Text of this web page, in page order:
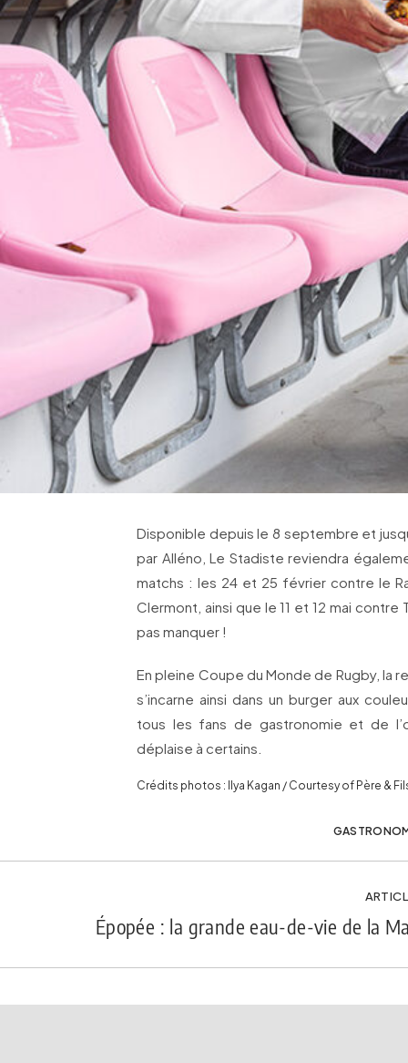
Disponible depuis le 8 septembre et
par Alléno, Le Stadiste reviendra
matchs : les 24 et 25 février contre le
Clermont, ainsi que le 11 et 12 mai
pas manquer !
En pleine Coupe du Monde de Rugby, la
s’incarne ainsi dans un burger aux
tous les fans de gastronomie et de
déplaise à certains.
Crédits photos : Ilya Kagan / Courtesy of Père &
Épopée : la grande eau-de-vie de la